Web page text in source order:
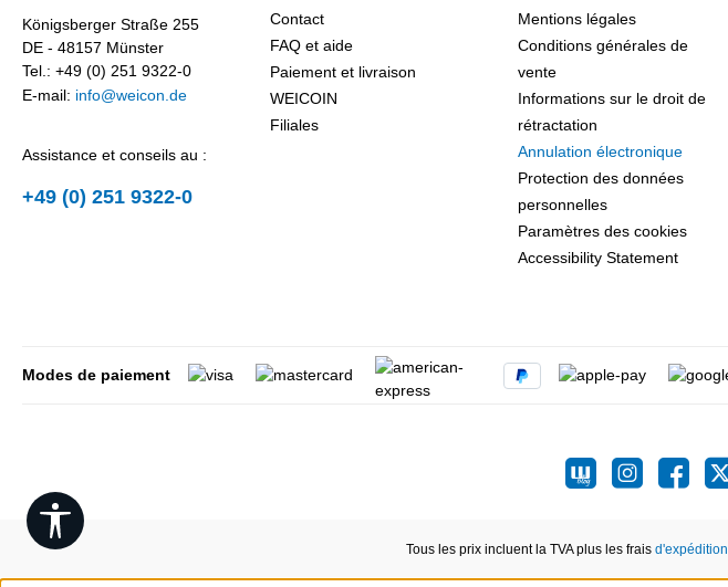
Königsberger Straße 255
DE - 48157 Münster
Tel.: +49 (0) 251 9322-0
E-mail: info@weicon.de
Assistance et conseils au :
+49 (0) 251 9322-0
Contact
FAQ et aide
Paiement et livraison
WEICOIN
Filiales
Mentions légales
Conditions générales de
vente
Informations sur le droit de
rétractation
Annulation électronique
Protection des données
personnelles
Paramètres des cookies
Accessibility Statement
Modes de paiement
Tous les prix incluent la TVA plus les frais d'expédition
Show toolbar